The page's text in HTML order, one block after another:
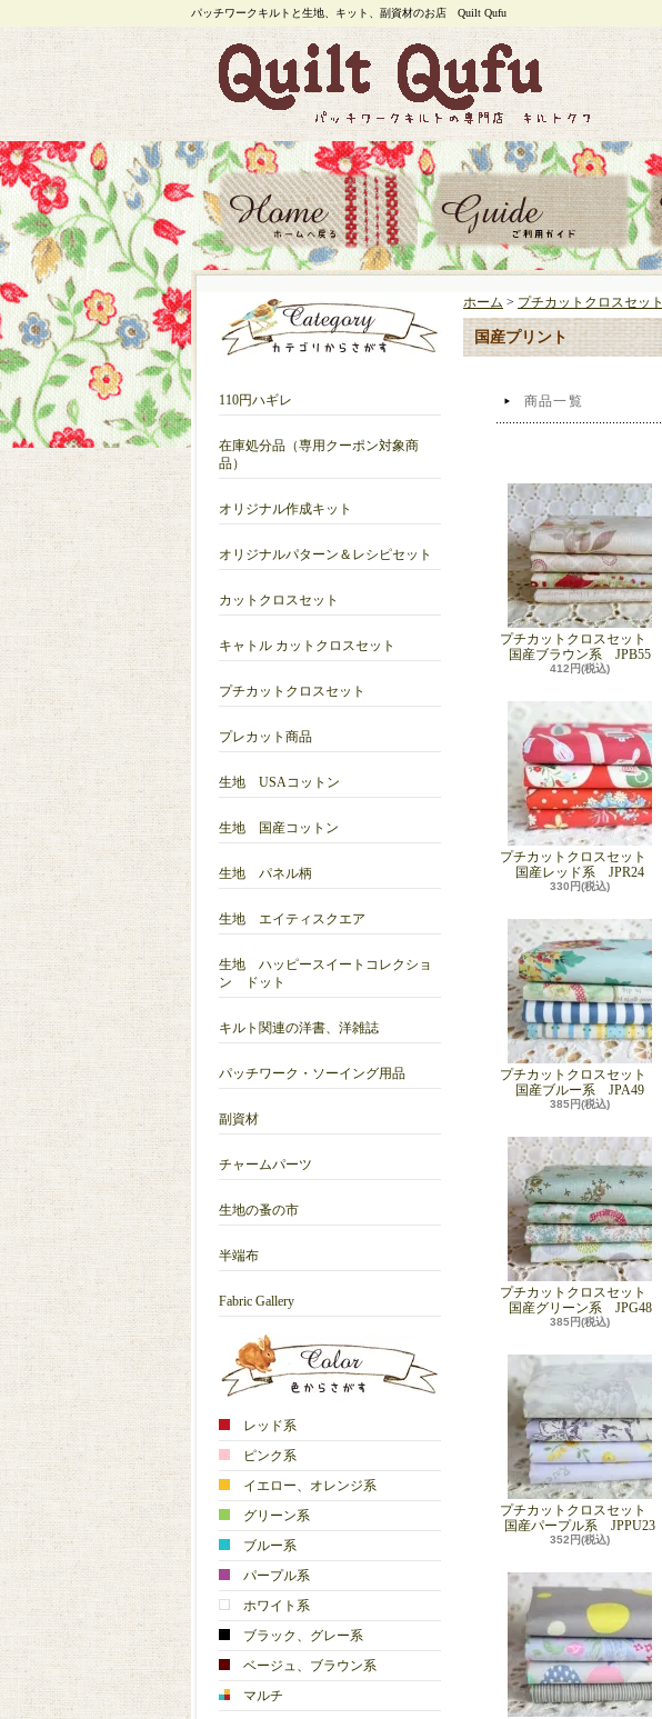
パッチワークキルトと生地、キット、副資材のお店 Quilt Qufu
110円ハギレ
在庫処分品（専用クーポン対象商
品）
オリジナル作成キット
オリジナルパターン＆レシピセット
カットクロスセット
キャトル カットクロスセット
プチカットクロスセット
プレカット商品
生地 USAコットン
生地 国産コットン
生地 パネル柄
生地 エイティスクエア
生地 ハッピースイートコレクショ
ン ドット
キルト関連の洋書、洋雑誌
パッチワーク・ソーイング用品
副資材
チャームパーツ
生地の蚤の市
半端布
Fabric Gallery
レッド系
ピンク系
イエロー、オレンジ系
グリーン系
ブルー系
パープル系
ホワイト系
ブラック、グレー系
ベージュ、ブラウン系
マルチ
ホーム > プチカットクロスセット
国産プリント
商品一覧
プチカットクロスセット
国産ブラウン系 JPB55
412円(税込)
プチカットクロスセット
国産レッド系 JPR24
330円(税込)
プチカットクロスセット
国産ブルー系 JPA49
385円(税込)
プチカットクロスセット
国産グリーン系 JPG48
385円(税込)
プチカットクロスセット
国産パープル系 JPPU23
352円(税込)